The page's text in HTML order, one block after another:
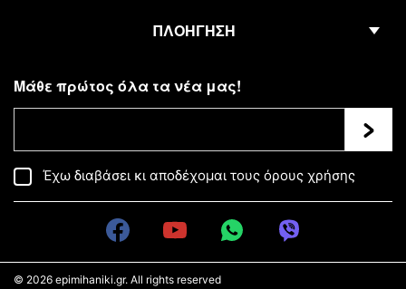
ΠΛΟΗΓΗΣΗ
Μάθε πρώτος όλα τα νέα μας!
Έχω διαβάσει κι αποδέχομαι τους όρους χρήσης
© 2026 epimihaniki.gr. All rights reserved